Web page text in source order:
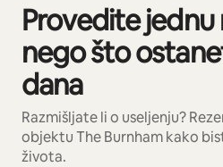
Provedite
nego što
dana
Razmišljate li o useljenju?
objektu The Burnham kako
života.
Prikazano 0 od 0 stavki